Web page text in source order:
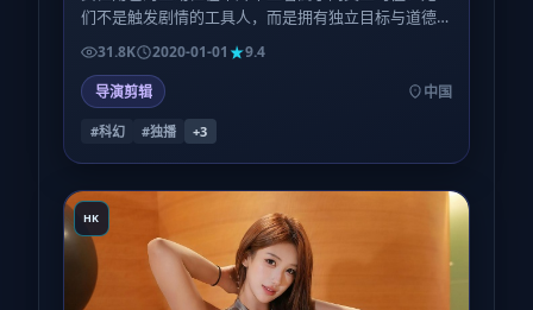
们不是触发剧情的工具人，而是拥有独立目标与道德
灰度的行动者；这一点在第三场群戏里体现得尤为利
落。
31.8K 2020-01-01
9.4
导演剪辑
中国
#科幻 #独播 +3
HK